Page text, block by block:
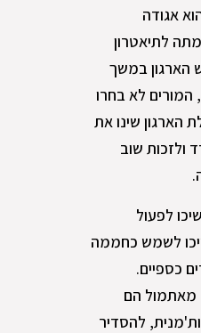
אגודה
לתיאטרון
הארגון במשך
המורים לא בחרו
הארגון שינו את
ולזכות שוב
לפעול
לשמש כחממה
כספיים.
מאתמול הם
להסדיר